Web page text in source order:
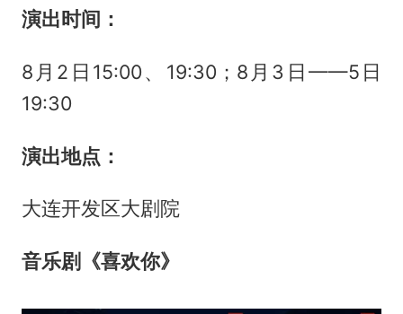
演出时间：
8月2日15:00、19:30；8月3日——5日
19:30
演出地点：
大连开发区大剧院
音乐剧《喜欢你》